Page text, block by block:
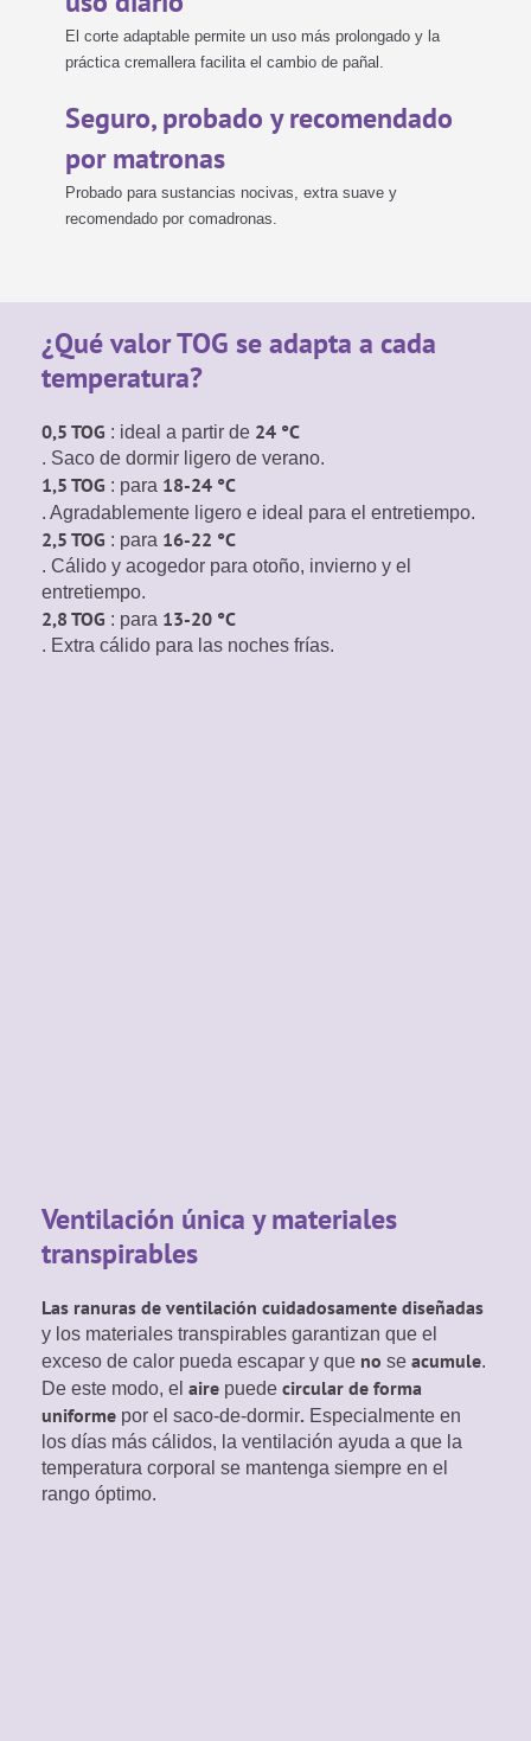
El corte adaptable permite un uso más prolongado y la
práctica cremallera facilita el cambio de pañal.
Seguro, probado y recomendado
por matronas
Probado para sustancias nocivas, extra suave y
recomendado por comadronas.
¿Qué valor TOG se adapta a cada
temperatura?
0,5 TOG : ideal a partir de 24 °C
. Saco de dormir ligero de verano.
1,5 TOG : para 18-24 °C
. Agradablemente ligero e ideal para el entretiempo.
2,5 TOG : para 16-22 °C
. Cálido y acogedor para otoño, invierno y el
entretiempo.
2,8 TOG : para 13-20 °C
. Extra cálido para las noches frías.
Ventilación única y materiales
transpirables
Las ranuras de ventilación cuidadosamente diseñadas
y los materiales transpirables garantizan que el
exceso de calor pueda escapar y que no se acumule.
De este modo, el aire puede circular de forma
uniforme por el saco-de-dormir. Especialmente en
los días más cálidos, la ventilación ayuda a que la
temperatura corporal se mantenga siempre en el
rango óptimo.